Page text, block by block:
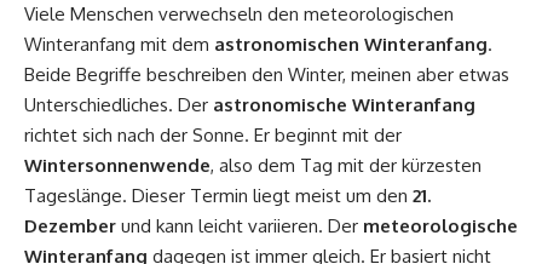
Viele Menschen verwechseln den meteorologischen
Winteranfang mit dem astronomischen Winteranfang.
Beide Begriffe beschreiben den Winter, meinen aber etwas
Unterschiedliches. Der astronomische Winteranfang
richtet sich nach der Sonne. Er beginnt mit der
Wintersonnenwende, also dem Tag mit der kürzesten
Tageslänge. Dieser Termin liegt meist um den 21.
Dezember und kann leicht variieren. Der meteorologische
Winteranfang dagegen ist immer gleich. Er basiert nicht